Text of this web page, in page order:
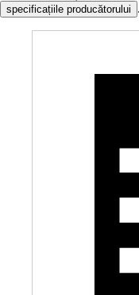
specificațiile producătorului .